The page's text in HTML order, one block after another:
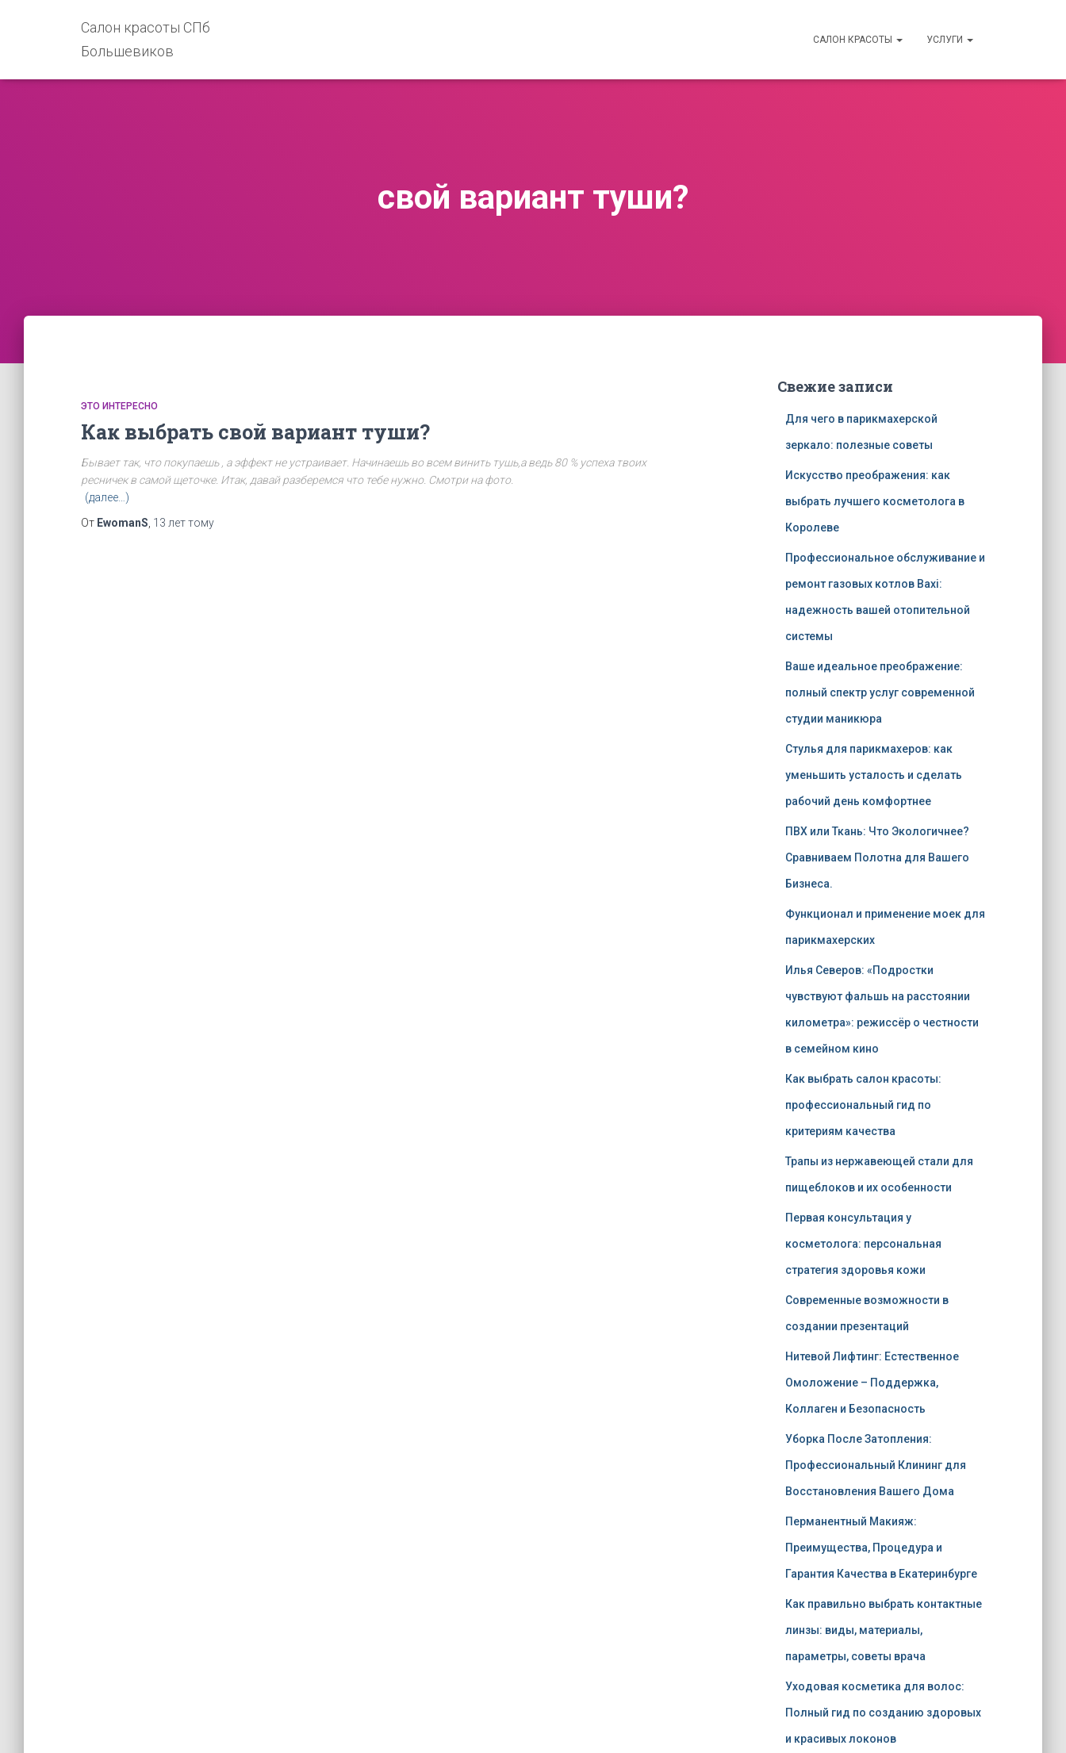
Салон красоты СПб
Большевиков
САЛОН КРАСОТЫ УСЛУГИ
свой вариант туши?
ЭТО ИНТЕРЕСНО
Как выбрать свой вариант туши?
Бывает так, что покупаешь , а эффект не устраивает. Начинаешь во всем винить тушь,а ведь 80 % успеха твоих
ресничек в самой щеточке. Итак, давай разберемся что тебе нужно. Смотри на фото.
(далее…)
От EwomanS 13 леттому
Свежие записи
Для чего в парикмахерской
зеркало: полезные советы
Искусство преображения: как
выбрать лучшего косметолога в
Королеве
Профессиональное обслуживание и
ремонт газовых котлов Baxi:
надежность вашей отопительной
системы
Ваше идеальное преображение:
полный спектр услуг современной
студии маникюра
Стулья для парикмахеров: как
уменьшить усталость и сделать
рабочий день комфортнее
ПВХ или Ткань: Что Экологичнее?
Сравниваем Полотна для Вашего
Бизнеса.
Функционал и применение моек для
парикмахерских
Илья Северов: «Подростки
чувствуют фальшь на расстоянии
километра»: режиссёр о честности
в семейном кино
Как выбрать салон красоты:
профессиональный гид по
критериям качества
Трапы из нержавеющей стали для
пищеблоков и их особенности
Первая консультация у
косметолога: персональная
стратегия здоровья кожи
Современные возможности в
создании презентаций
Нитевой Лифтинг: Естественное
Омоложение – Поддержка,
Коллаген и Безопасность
Уборка После Затопления:
Профессиональный Клининг для
Восстановления Вашего Дома
Перманентный Макияж:
Преимущества, Процедура и
Гарантия Качества в Екатеринбурге
Как правильно выбрать контактные
линзы: виды, материалы,
параметры, советы врача
Уходовая косметика для волос:
Полный гид по созданию здоровых
и красивых локонов